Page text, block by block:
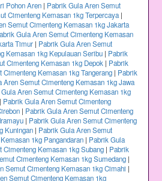
Pohon Aren | Pabrik Gula Aren Semut
Cimenteng Kemasan 1kg Terpercaya |
Semut Cimenteng Kemasan 1kg Jakarta
Gula Aren Semut Cimenteng Kemasan
Timur | Pabrik Gula Aren Semut
Kemasan 1kg Kepulauan Seribu | Pabrik
Cimenteng Kemasan 1kg Depok | Pabrik
Kemasan 1kg Tangerang | Pabrik
Aren Semut Cimenteng Kemasan 1kg Jawa
Aren Semut Cimenteng Kemasan 1kg
| Pabrik Gula Aren Semut Cimenteng
| Pabrik Gula Aren Semut Cimenteng
| Pabrik Gula Aren Semut Cimenteng
Kuningan | Pabrik Gula Aren Semut
1kg Pangandaran | Pabrik Gula
Kemasan 1kg Subang | Pabrik
Cimenteng Kemasan 1kg Sumedang |
Semut Cimenteng Kemasan 1kg Cimahi |
Semut Cimenteng Kemasan 1kg